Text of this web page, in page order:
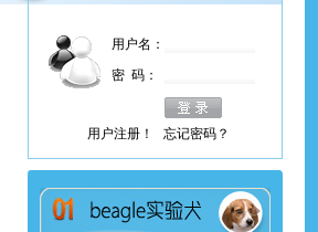
用户名：
密 码：
用户注册！ 忘记密码？